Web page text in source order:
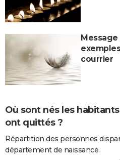
courrier
Où sont nés les
ont quittés ?
Répartition des personnes
département de naissance.